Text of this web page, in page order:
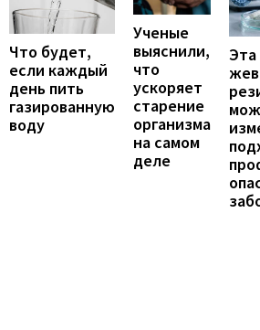
Что будет,
если каждый
день пить
газированную
воду
Ученые
выяснили,
что
ускоряет
старение
организма
на самом
деле
Эта